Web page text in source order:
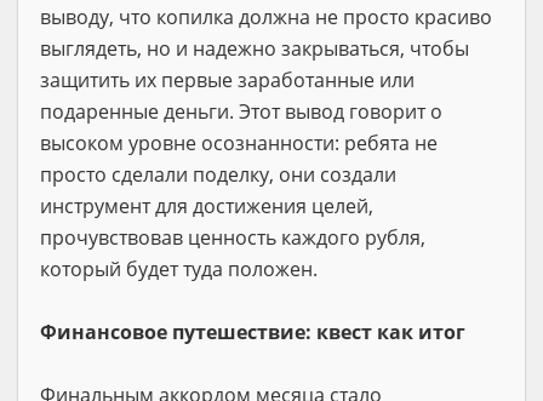
выводу, что копилка должна не просто красиво
выглядеть, но и надежно закрываться, чтобы
защитить их первые заработанные или
подаренные деньги. Этот вывод говорит о
высоком уровне осознанности: ребята не
просто сделали поделку, они создали
инструмент для достижения целей,
прочувствовав ценность каждого рубля,
который будет туда положен.
Финансовое путешествие: квест как итог
Финальным аккордом месяца стало